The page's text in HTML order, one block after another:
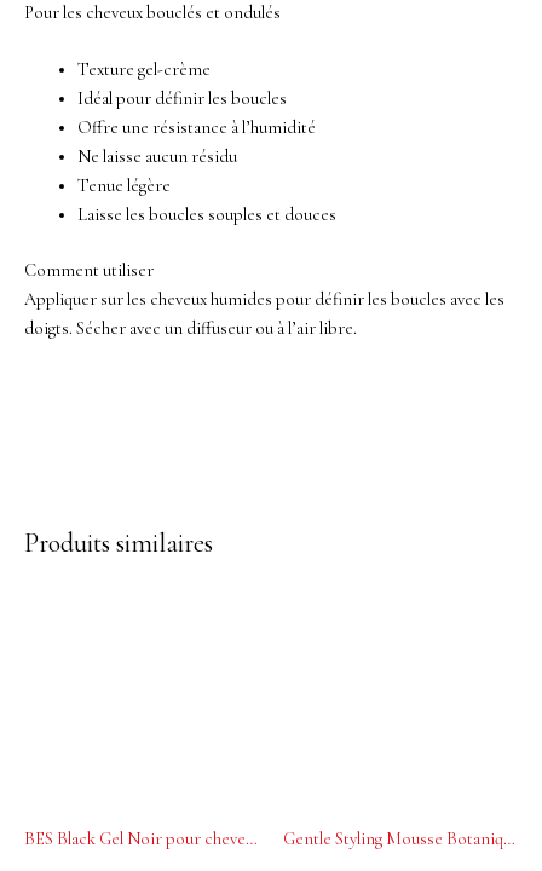
Pour les cheveux bouclés et ondulés
Texture gel-crème
Idéal pour définir les boucles
Offre une résistance à l’humidité
Ne laisse aucun résidu
Tenue légère
Laisse les boucles souples et douces
Comment utiliser
Appliquer sur les cheveux humides pour définir les boucles avec les
doigts. Sécher avec un diffuseur ou à l’air libre.
Produits similaires
BES Black Gel Noir pour cheveux blancs 170 ml Gentle Styling Mousse Botanique La Biosthetique 200 ml